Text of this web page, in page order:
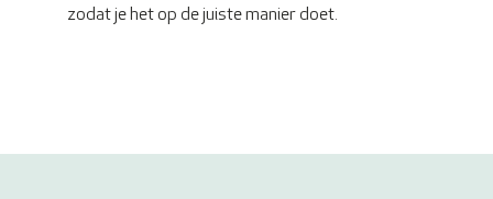
zodat je het op de juiste manier doet.